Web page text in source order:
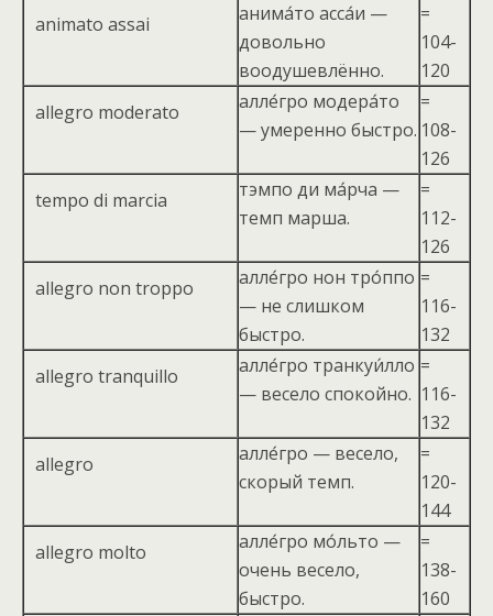
animato assai
анима́то асса́и —
довольно
воодушевлённо.
=
104-
120
allegro moderato
алле́гро модера́то
— умеренно быстро.
=
108-
126
tempo di marcia
тэмпо ди ма́рча —
темп марша.
=
112-
126
allegro non troppo
алле́гро нон тро́ппо
— не слишком
быстро.
=
116-
132
allegro tranquillo
алле́гро транкуи́лло
— весело спокойно.
=
116-
132
allegro
алле́гро — весело,
скорый темп.
=
120-
144
allegro molto
алле́гро мо́льто —
очень весело,
быстро.
=
138-
160